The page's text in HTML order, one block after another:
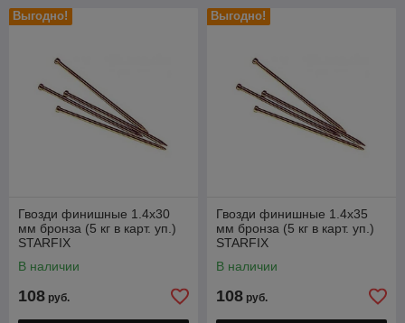
Выгодно!
Гвозди финишные 1.4х30
мм бронза (5 кг в карт. уп.)
STARFIX
В наличии
108 руб.
Выгодно!
Гвозди финишные 1.4х35
мм бронза (5 кг в карт. уп.)
STARFIX
В наличии
108 руб.